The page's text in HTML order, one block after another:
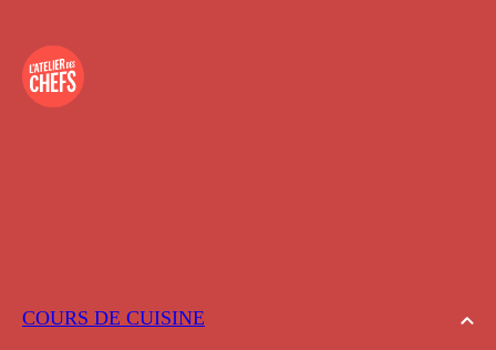
COURS DE CUISINE